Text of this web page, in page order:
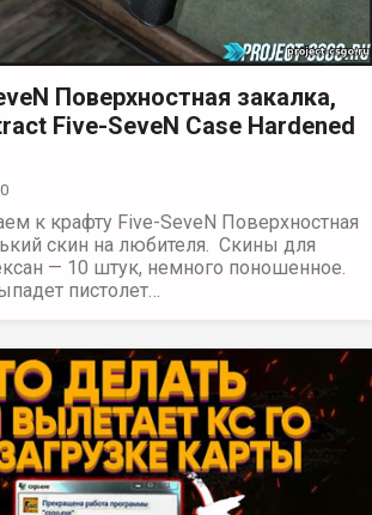
Поверхностная закалка,
Five-SeveN Case Hardened
0
к крафту Five-SeveN Поверхностная
скин на любителя. Скины для
— 10 штук, немного поношенное.
пистолет…